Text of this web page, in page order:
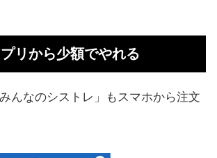
リから少額でやれる
んなのシストレ」もスマホから注文